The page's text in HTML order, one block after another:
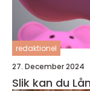
redaktionel
27. December 2024
Slik kan du